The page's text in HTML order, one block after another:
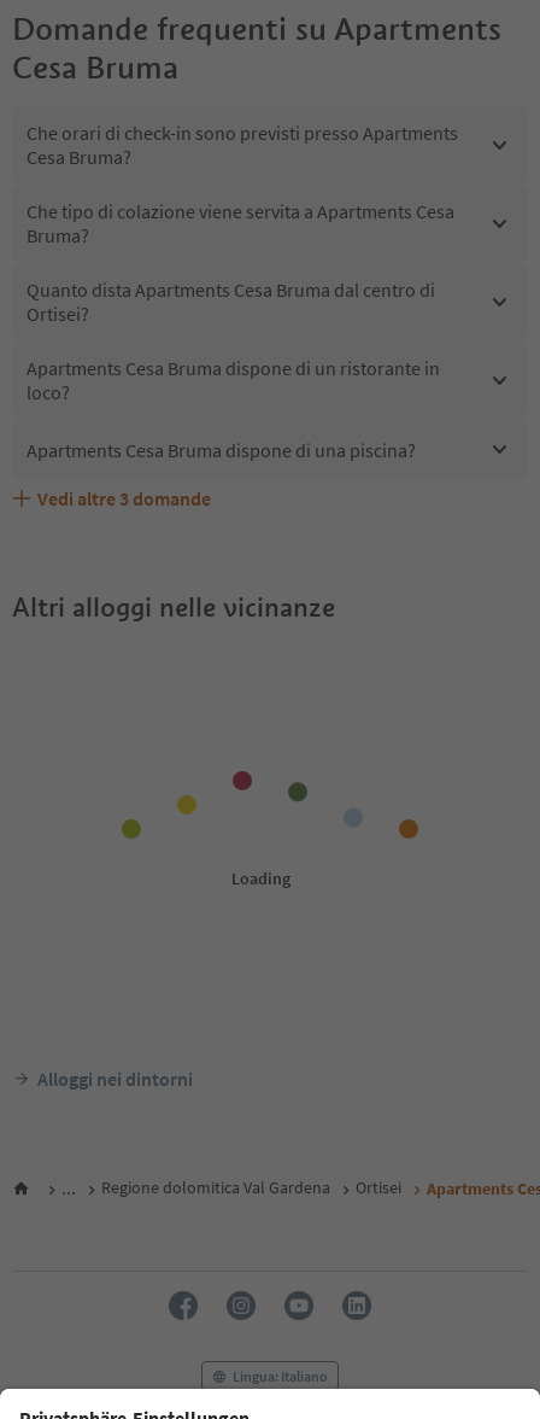
Domande frequenti su Apartments
Cesa Bruma
Che orari di check-in sono previsti presso Apartments
Cesa Bruma?
Che tipo di colazione viene servita a Apartments Cesa
Bruma?
Quanto dista Apartments Cesa Bruma dal centro di
Ortisei?
Apartments Cesa Bruma dispone di un ristorante in
loco?
Apartments Cesa Bruma dispone di una piscina?
Apartments Cesa Bruma accetta animali domestici?
Quali servizi/attività sono disponibili presso Apartments
Gli ospiti di Apartments Cesa Bruma ricevono l'Alto Adige
Vedi altre 3 domande
Altri alloggi nelle vicinanze
Alloggi nei dintorni
... Regione dolomitica Val Gardena Ortisei Apartments
Lingua: Italiano